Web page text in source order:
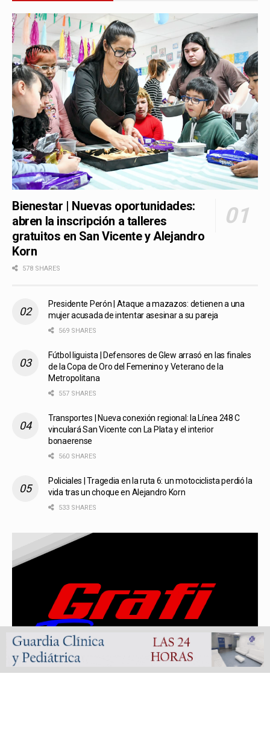
Bienestar | Nuevas oportunidades:
abren la inscripción a talleres
gratuitos en San Vicente y Alejandro
Korn
578 SHARES
Presidente Perón | Ataque a mazazos: detienen a una
mujer acusada de intentar asesinar a su pareja
569 SHARES
Fútbol liguista | Defensores de Glew arrasó en las finales
de la Copa de Oro del Femenino y Veterano de la
Metropolitana
557 SHARES
Transportes | Nueva conexión regional: la Línea 248 C
vinculará San Vicente con La Plata y el interior
bonaerense
560 SHARES
Policiales | Tragedia en la ruta 6: un motociclista perdió la
vida tras un choque en Alejandro Korn
533 SHARES